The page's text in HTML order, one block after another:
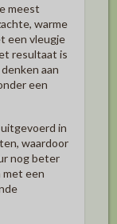
meest
warme
een vleugje
resultaat is
aan
een
in
waardoor
nog beter
met een